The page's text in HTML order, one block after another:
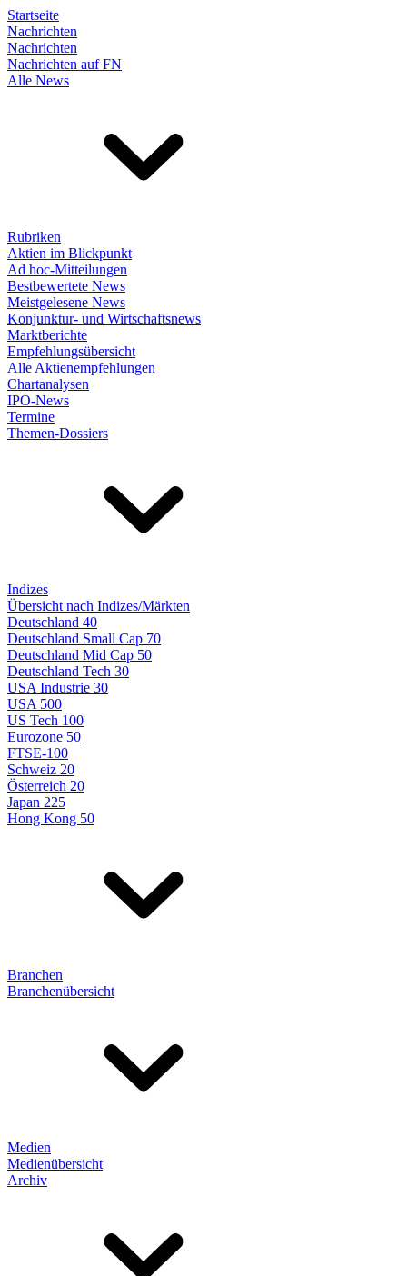
Startseite
Nachrichten
Nachrichten
Nachrichten auf FN
Alle News
Rubriken
Aktien im Blickpunkt
Ad hoc-Mitteilungen
Bestbewertete News
Meistgelesene News
Konjunktur- und Wirtschaftsnews
Marktberichte
Empfehlungsübersicht
Alle Aktienempfehlungen
Chartanalysen
IPO-News
Termine
Themen-Dossiers
Indizes
Übersicht nach Indizes/Märkten
Deutschland 40
Deutschland Small Cap 70
Deutschland Mid Cap 50
Deutschland Tech 30
USA Industrie 30
USA 500
US Tech 100
Eurozone 50
FTSE-100
Schweiz 20
Österreich 20
Japan 225
Hong Kong 50
Branchen
Branchenübersicht
Medien
Medienübersicht
Archiv